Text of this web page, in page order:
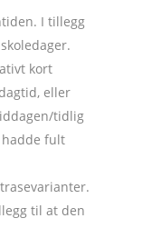
I tillegg
kort
eller
tidlig
hadde fult
til at den